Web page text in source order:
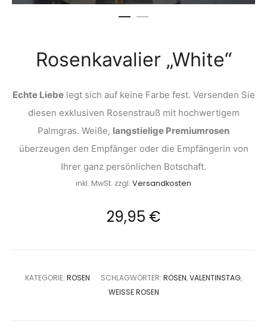
Rosenkavalier „White“
Echte Liebelegt sich auf keine Farbe fest. Versenden Sie
diesen exklusiven Rosenstrauß mit hochwertigem
Palmgras. Weiße, langstielige Premiumrosen
überzeugen den Empfänger oder die Empfängerin von
Ihrer ganz persönlichen Botschaft.
inkl. MwSt. zzgl. Versandkosten
29,95 €
KATEGORIE: ROSEN SCHLAGWÖRTER: ROSEN,VALENTINSTAG,
WEISSE ROSEN